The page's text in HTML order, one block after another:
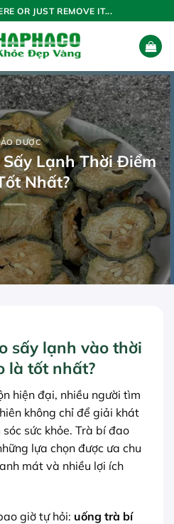
OR JUST REMOVE IT...
DƯỢC
Lạnh Thời Điểm
Nhất?
sấy lạnh vào thời
là tốt nhất?
hiện đại, nhiều người tìm
không chỉ để giải khát
sức khỏe. Trà bí đao
lựa chọn được ưa chu
mát và nhiều lợi ích
giờ tự hỏi: uống trà bí